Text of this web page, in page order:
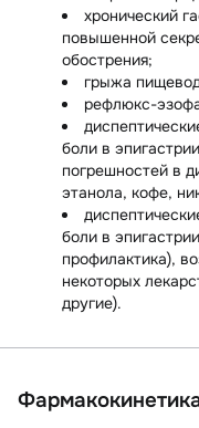
хронический
повышенной
обострения;
грыжа
рефлюкс-
боли в
погрешностей в
этанола, кофе,
боли в
профилактика),
некоторых
другие).